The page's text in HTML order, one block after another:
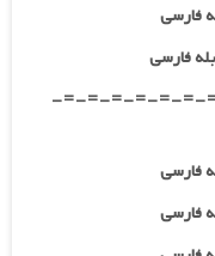
-=-=-=-=-=-=-